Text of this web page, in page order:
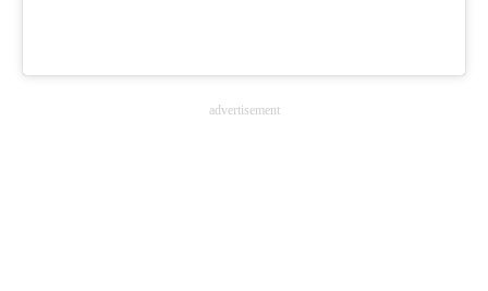
マーケ×ITの今がよく分かるadvertisement